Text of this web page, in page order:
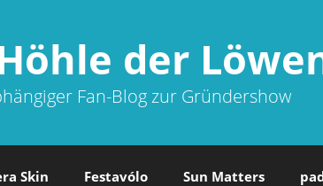
der
Fan-Blog zur Gründershow
Skin Festavólo Sun Matters